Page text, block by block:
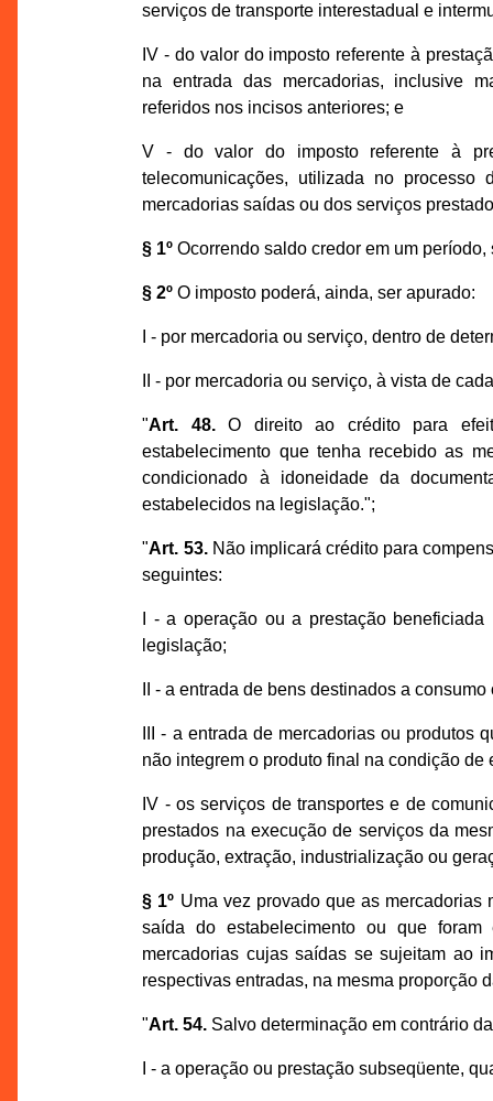
serviços de transporte interestadual e
IV - do valor do imposto referente à
na entrada das mercadorias, inclusive
referidos nos incisos anteriores; e
V - do valor do imposto referente à
telecomunicações, utilizada no processo
mercadorias saídas ou dos serviços
§ 1º Ocorrendo saldo credor em um
§ 2º O imposto poderá, ainda, ser apurado:
I - por mercadoria ou serviço, dentro de
II - por mercadoria ou serviço, à vista de
"Art. 48.O direito ao crédito para
estabelecimento que tenha recebido as
condicionado à idoneidade da
estabelecidos na legislação.";
"Art. 53.Não implicará crédito para
seguintes:
I - a operação ou a prestação
legislação;
II - a entrada de bens destinados a
III - a entrada de mercadorias ou
não integrem o produto final na condição
IV - os serviços de transportes e de
prestados na execução de serviços da
produção, extração, industrialização ou
§ 1º Uma vez provado que as
saída do estabelecimento ou que foram
mercadorias cujas saídas se sujeitam ao
respectivas entradas, na mesma proporção
"Art. 54. Salvo determinação em contrário
I - a operação ou prestação subseqüente,